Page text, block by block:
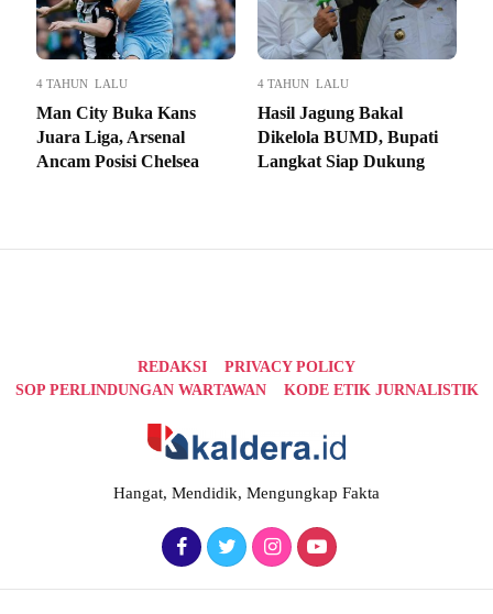
4 TAHUN LALU
Man City Buka Kans
Juara Liga, Arsenal
Ancam Posisi Chelsea
4 TAHUN LALU
Hasil Jagung Bakal
Dikelola BUMD, Bupati
Langkat Siap Dukung
REDAKSI
PRIVACY POLICY
SOP PERLINDUNGAN WARTAWAN
KODE ETIK JURNALISTIK
Hangat, Mendidik, Mengungkap Fakta